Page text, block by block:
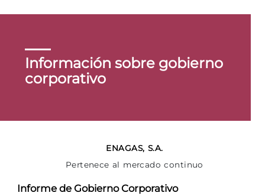
Información sobre gobierno
corporativo
ENAGAS, S.A.
Pertenece al mercado continuo
Informe de Gobierno Corporativo